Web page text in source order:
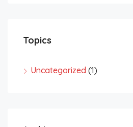
Topics
Uncategorized (1)